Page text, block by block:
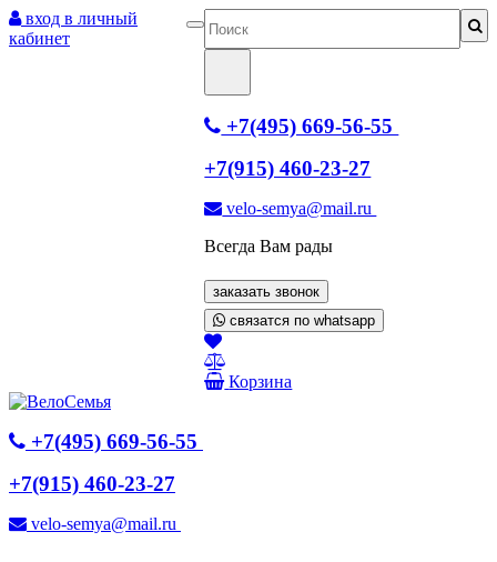
вход в личный
кабинет
+7(495) 669-56-55
+7(915) 460-23-27
velo-semya@mail.ru
Всегда Вам рады
заказать звонок
связатся по whatsapp
Корзина
+7(495) 669-56-55
+7(915) 460-23-27
velo-semya@mail.ru